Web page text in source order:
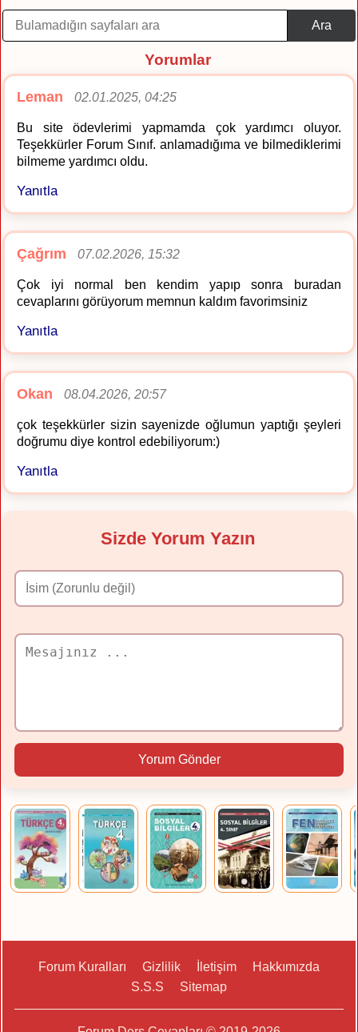
Ara
Yorumlar
Leman 02.01.2025, 04:25
Bu site ödevlerimi yapmamda çok yardımcı oluyor.
Teşekkürler Forum Sınıf. anlamadığıma ve bilmediklerimi
bilmeme yardımcı oldu.
Yanıtla
Çağrım 07.02.2026, 15:32
Çok iyi normal ben kendim yapıp sonra buradan
cevaplarını görüyorum memnun kaldım favorimsiniz
Yanıtla
Okan 08.04.2026, 20:57
çok teşekkürler sizin sayenizde oğlumun yaptığı şeyleri
doğrumu diye kontrol edebiliyorum:)
Yanıtla
Sizde Yorum Yazın
Yorum Gönder
Forum Kuralları Gizlilik İletişim
Hakkımızda
S.S.S
Sitemap